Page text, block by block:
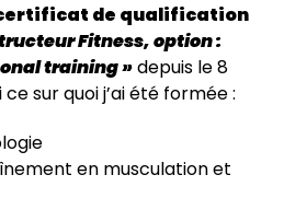
certificat de qualification
Fitness, option :
training »depuis le 8
sur quoi j’ai été formée :
en musculation et